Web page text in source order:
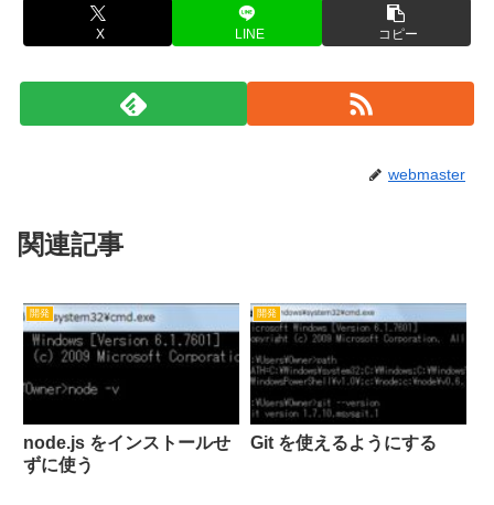
X LINE コピー
webmaster
関連記事
開発
node.js をインストールせ
ずに使う
開発
Git を使えるようにする